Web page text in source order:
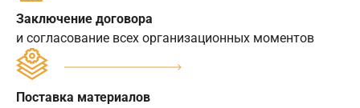
Заключение договора
и согласование всех организационных моментов
Поставка материалов